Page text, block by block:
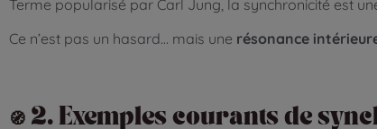
Terme popularisé par Carl Jung, la synchronicité est
Ce n’est pas un hasard… mais une résonance
🧭 2. Exemples courants de